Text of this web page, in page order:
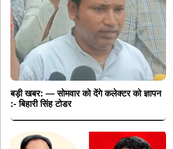
बड़ी खबर: — सोमवार को देंगे कलेक्टर को ज्ञापन
:- बिहारी सिंह टोडर